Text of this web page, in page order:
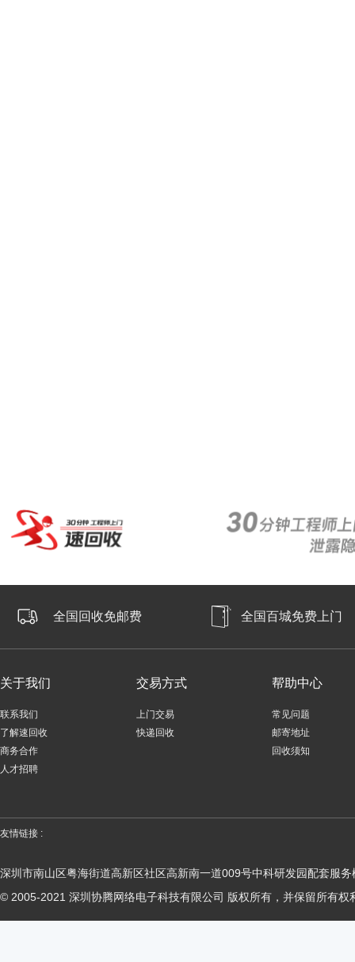
全国回收免邮费 全国百城免费上门
关于我们
联系我们
了解速回收
商务合作
人才招聘
交易方式
上门交易
快递回收
帮助中心
常见问题
邮寄地址
回收须知
友情链接 :
深圳市南山区粤海街道高新区社区高新南一道009号中科研发园配套服务
© 2005-2021 深圳协腾网络电子科技有限公司 版权所有，并保留所有权